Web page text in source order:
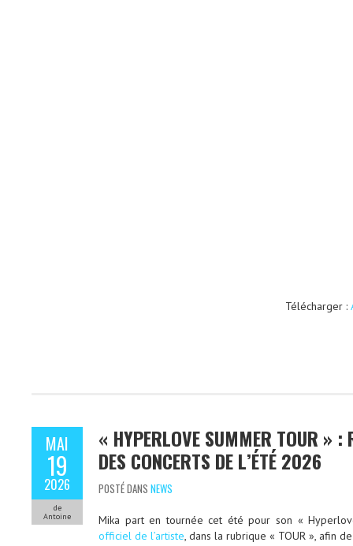
Télécharger :
MAI
19
2026
de
Antoine
« HYPERLOVE SUMMER TOUR » :
DES CONCERTS DE L’ÉTÉ 2026
POSTÉ DANS NEWS
Mika part en tournée cet été pour son «
officiel de l’artiste, dans la rubrique « TOUR », afin